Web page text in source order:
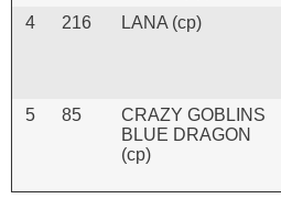
4 216 LANA (cp)
5
85
CRAZY GOBLINS
BLUE DRAGON
(cp)